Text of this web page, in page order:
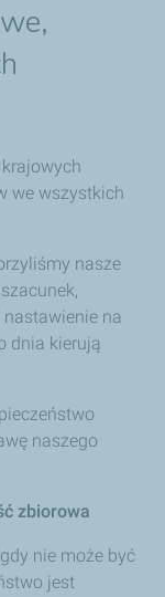
we wszystkich
nasze
na
dnia kierują
naszego
zbiorowa
nie może być
jest